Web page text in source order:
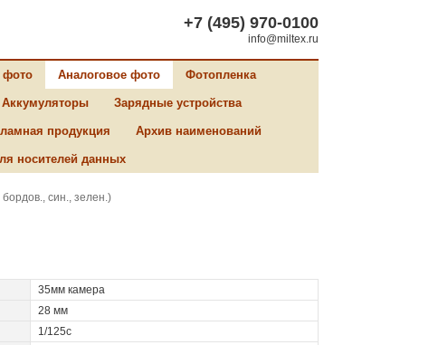
+7 (495) 970-0100
info@miltex.ru
фото Аналоговое фото Фотопленка
Аккумуляторы Зарядные устройства
продукция Архив наименований
носителей данных
син., зелен.)
35мм камера
28 мм
1/125с